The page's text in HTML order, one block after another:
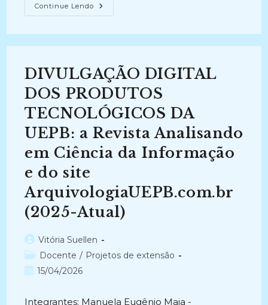
Continue Lendo APROPRIAÇÃO
DA
PROFISSIONAIS
Revisão
Integrativa
Da
Literatura
DIVULGAÇÃO DIGITAL
DOS PRODUTOS
TECNOLÓGICOS DA
UEPB: a Revista Analisando
em Ciência da Informação
e do site
ArquivologiaUEPB.com.br
(2025-Atual)
Autor
do
post:
Vitória Suellen
Categoria
do
Docente / Projetos de extensão
Post15/04/2026
Integrantes: Manuela Eugênio Maia -